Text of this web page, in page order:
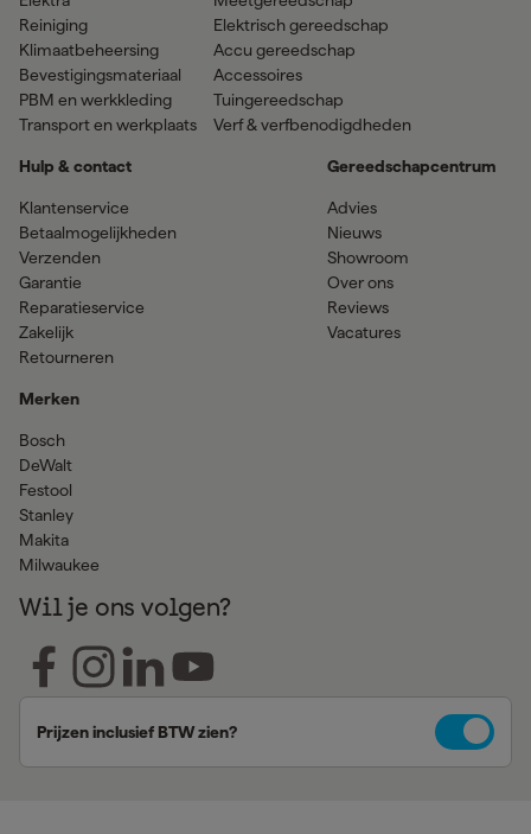
Reiniging
Klimaatbeheersing
Bevestigingsmateriaal
PBM en werkkleding
Transport en werkplaats
Elektrisch gereedschap
Accu gereedschap
Accessoires
Tuingereedschap
Verf & verfbenodigdheden
Hulp & contact
Klantenservice
Betaalmogelijkheden
Verzenden
Garantie
Reparatieservice
Zakelijk
Retourneren
Merken
Bosch
DeWalt
Festool
Stanley
Makita
Milwaukee
Gereedschapcentrum
Advies
Nieuws
Showroom
Over ons
Reviews
Vacatures
Wil je ons volgen?
Prijzen inclusief BTW zien?